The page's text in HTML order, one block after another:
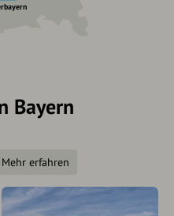
Bayern
Mehr erfahren